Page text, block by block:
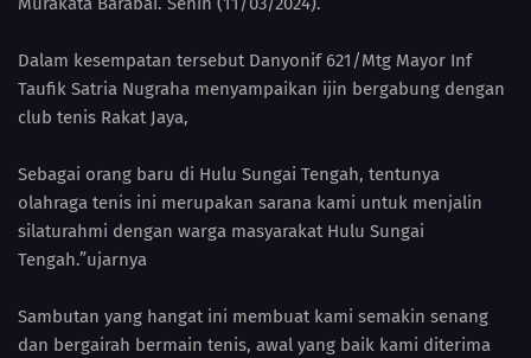
Dalam kesempatan tersebut Danyonif 621/Mtg Mayor Inf
Taufik Satria Nugraha menyampaikan ijin bergabung dengan
club tenis Rakat Jaya,
Sebagai orang baru di Hulu Sungai Tengah, tentunya
olahraga tenis ini merupakan sarana kami untuk menjalin
silaturahmi dengan warga masyarakat Hulu Sungai
Tengah.”ujarnya
Sambutan yang hangat ini membuat kami semakin senang
dan bergairah bermain tenis, awal yang baik kami diterima